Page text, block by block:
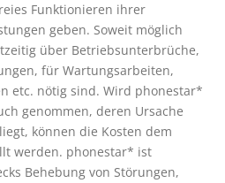
Funktionieren ihrer
geben. Soweit möglich
über Betriebsunterbrüche,
für Wartungsarbeiten,
etc. nötig sind. Wird phonestar*
genommen, deren Ursache
können die Kosten dem
werden. phonestar* ist
Behebung von Störungen,